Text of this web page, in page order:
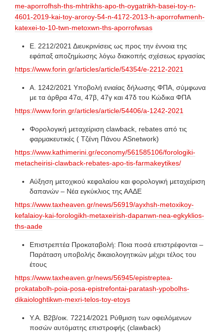
me-aporrofhsh-ths-mhtrikhs-apo-th-oygatrikh-basei-toy-n-
4601-2019-kai-toy-aroroy-54-n-4172-2013-h-aporrofwmenh-
katexei-to-10-twn-metoxwn-ths-aporrofwsas
Ε. 2212/2021 Διευκρινίσεις ως προς την έννοια της
εφάπαξ αποζημίωσης λόγω διακοπής σχέσεως εργασίας
https://www.forin.gr/articles/article/54354/e-2212-2021
Α. 1242/2021 Yποβολή ενιαίας δήλωσης ΦΠΑ, σύμφωνα
με τα άρθρα 47α, 47β, 47γ και 47δ του Κώδικα ΦΠΑ
https://www.forin.gr/articles/article/54406/a-1242-2021
Φορολογική μεταχείριση clawback, rebates από τις
φαρμακευτικές ( Τζένη Πάνου ASnetwork)
https://www.kathimerini.gr/economy/561585106/forologiki-
metacheirisi-clawback-rebates-apo-tis-farmakeytikes/
Αύξηση μετοχικού κεφαλαίου και φορολογική μεταχείριση
δαπανών – Νέα εγκύκλιος της ΑΑΔΕ
https://www.taxheaven.gr/news/56919/ayxhsh-metoxikoy-
kefalaioy-kai-forologikh-metaxeirish-dapanwn-nea-egkyklios-
ths-aade
Επιστρεπτέα Προκαταβολή: Ποια ποσά επιστρέφονται –
Παράταση υποβολής δικαιολογητικών μέχρι τέλος του
έτους
https://www.taxheaven.gr/news/56945/epistreptea-
prokatabolh-poia-posa-epistrefontai-paratash-ypobolhs-
dikaiologhtikwn-mexri-telos-toy-etoys
Υ.Α. Β2β/οικ. 72214/2021 Ρύθμιση των οφειλόμενων
ποσών αυτόματης επιστροφής (clawback)